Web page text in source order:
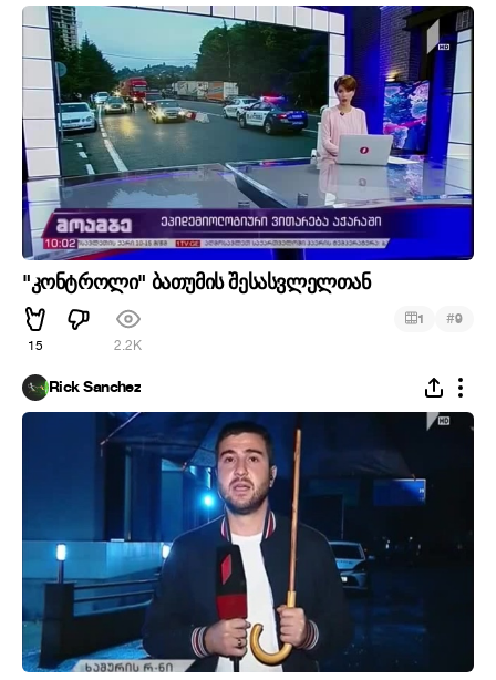
"კონტროლი" ბათუმის შესასვლელთან
15 2.2K
1 #9
Rick Sanchez